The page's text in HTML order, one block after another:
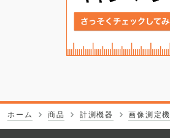
ホーム 商品 計測機器 画像測定機